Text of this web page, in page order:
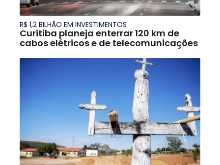
R$ 1,2 BILHÃO EM INVESTIMENTOS
Curitiba planeja enterrar 120 km de
cabos elétricos e de telecomunicações